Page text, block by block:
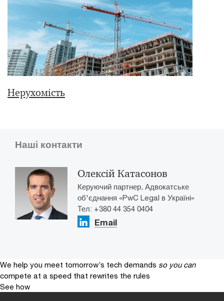
Нерухомість
Наші контакти
Олексій Катасонов
Керуючий партнер, Адвокатське
об'єднання «PwC Legal в Україні»
Тел: +380 44 354 0404
Email
We help you meet tomorrow’s tech demands so you can
compete at a speed that rewrites the rules
See how